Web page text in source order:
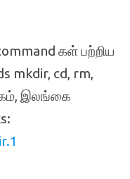
கள் பற்றிய
mkdir, cd, rm,
இலங்கை